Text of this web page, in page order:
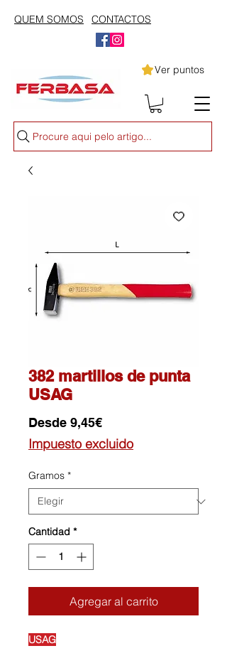
QUEM SOMOS CONTACTOS
Ver puntos
Procure aqui pelo artigo...
382 martillos de punta
USAG
Desde 9,45€Precio
de
oferta
Impuesto excluido
Gramos *
Cantidad *
Agregar al carrito
USAG